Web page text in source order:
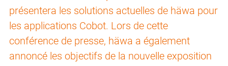
présentera les solutions actuelles de häwa pour
les applications Cobot. Lors de cette
conférence de presse, häwa a également
annoncé les objectifs de la nouvelle exposition